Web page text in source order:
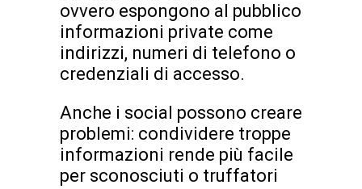
ovvero espongono al pubblico
informazioni private come
indirizzi, numeri di telefono o
credenziali di accesso.
Anche i social possono creare
problemi: condividere troppe
informazioni rende più facile
per sconosciuti o truffatori